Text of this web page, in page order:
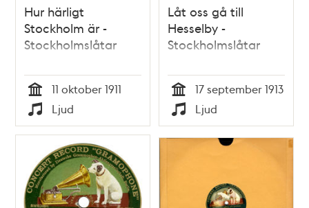
Hur härligt
Stockholm är -
Stockholmslåtar
Tid
11 oktober 1911
Typ
Ljud
Låt oss gå till
Hesselby -
Stockholmslåtar
Tid
17 september 1913
Typ
Ljud